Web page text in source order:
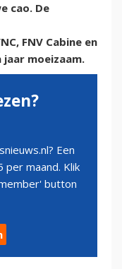
cao. De
FNV Cabine en
moeizaam.
Een
per maand. Klik
button